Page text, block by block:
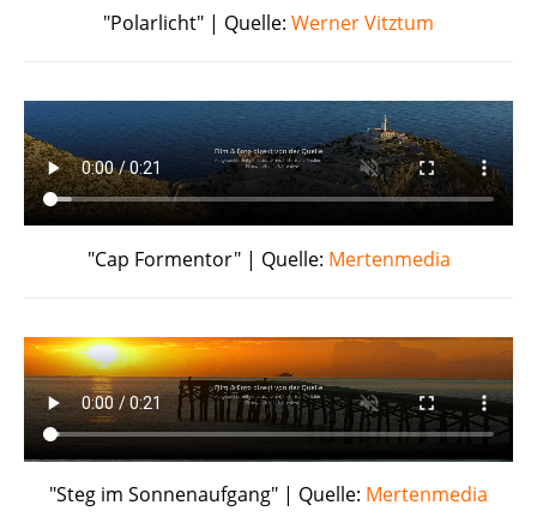
"Polarlicht" | Quelle: Werner Vitztum
"Cap Formentor" | Quelle: Mertenmedia
"Steg im Sonnenaufgang" | Quelle: Mertenmedia